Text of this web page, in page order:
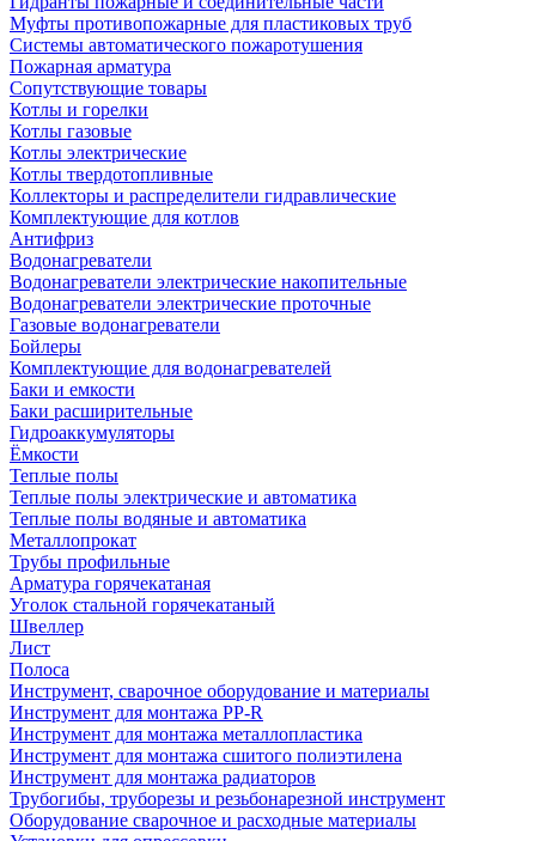
Муфты противопожарные для пластиковых труб
Системы автоматического пожаротушения
Пожарная арматура
Сопутствующие товары
Котлы и горелки
Котлы газовые
Котлы электрические
Котлы твердотопливные
Коллекторы и распределители гидравлические
Комплектующие для котлов
Антифриз
Водонагреватели
Водонагреватели электрические накопительные
Водонагреватели электрические проточные
Газовые водонагреватели
Бойлеры
Комплектующие для водонагревателей
Баки и емкости
Баки расширительные
Гидроаккумуляторы
Ёмкости
Теплые полы
Теплые полы электрические и автоматика
Теплые полы водяные и автоматика
Металлопрокат
Трубы профильные
Арматура горячекатаная
Уголок стальной горячекатаный
Швеллер
Лист
Полоса
Инструмент, сварочное оборудование и материалы
Инструмент для монтажа PP-R
Инструмент для монтажа металлопластика
Инструмент для монтажа сшитого полиэтилена
Инструмент для монтажа радиаторов
Трубогибы, труборезы и резьбонарезной инструмент
Оборудование сварочное и расходные материалы